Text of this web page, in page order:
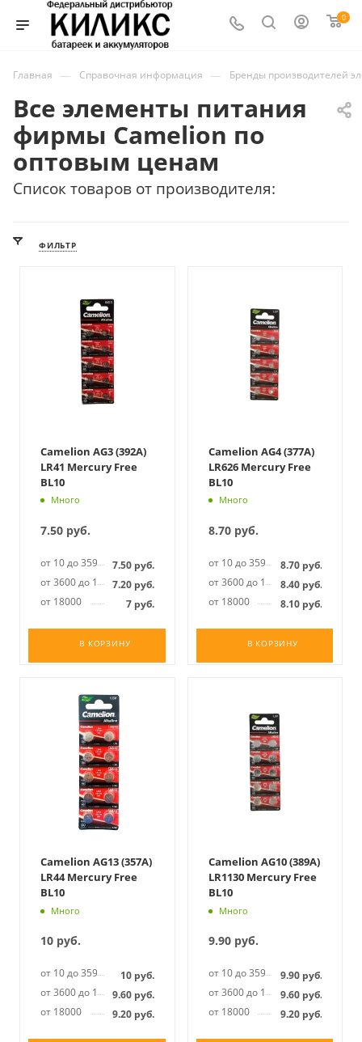
0
Главная — Справочная информация — Бренды производителей
Все элементы питания
фирмы Camelion по
оптовым ценам
Список товаров от производителя:
ФИЛЬТР
Camelion AG3 (392A)
LR41 Mercury Free
BL10
Много
7.50 руб.
от 10 до 3599 7.50 руб.
от 3600 до 179997.20 руб.
от 18000
7руб.
В КОРЗИНУ
Camelion AG4 (377A)
LR626 Mercury Free
BL10
Много
8.70руб.
от 10 до 3599 8.70руб.
от 3600 до 179998.40руб.
от 18000
8.10руб.
В КОРЗИНУ
Camelion AG13 (357A)
LR44 Mercury Free
BL10
Много
10 руб.
от 10 до 3599 10руб.
от 3600 до 179999.60 руб.
от 18000
9.20 руб.
Camelion AG10 (389A)
LR1130 Mercury Free
BL10
Много
9.90руб.
от 10 до 3599 9.90руб.
от 3600 до 179999.60руб.
от 18000
9.20руб.